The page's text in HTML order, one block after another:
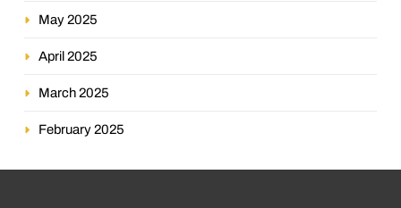
May 2025
April 2025
March 2025
February 2025